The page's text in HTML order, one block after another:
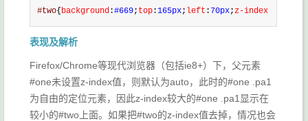
#two{ background:#669; top:165px; left : 70px;z-index
表现及解析
Firefox/Chrome等现代浏览器（包括ie8+）下，父元素
#one未设置z-index值，则默认为auto，此时的#one .pa1
为自由的定位元素，因此z-index较大的#one .pa1显示在
较小的#two上面。如果把#two的z-index值去掉，情况也会